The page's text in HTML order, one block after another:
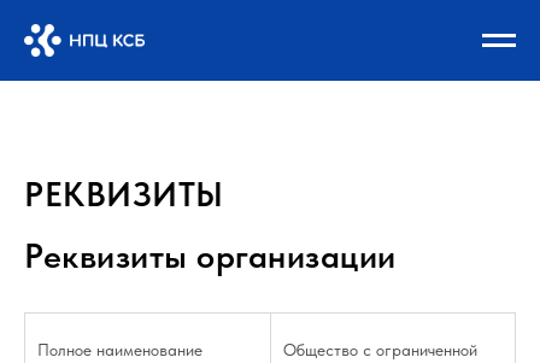
РЕКВИЗИТЫ
Реквизиты организации
Полное наименование
Общество с ограниченной